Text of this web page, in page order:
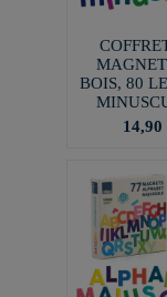
BOIS, 80
14,90